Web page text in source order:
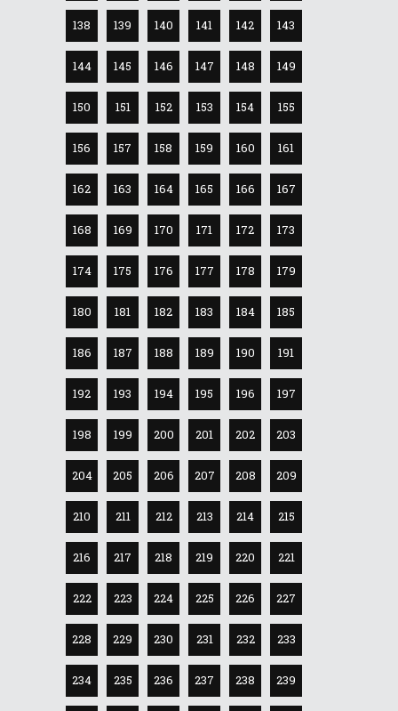
138 139 140 141 142 143
144 145 146 147 148 149
150 151 152 153 154 155
156 157 158 159 160 161
162 163 164 165 166 167
168 169 170 171 172 173
174 175 176 177 178 179
180 181 182 183 184 185
186 187 188 189 190 191
192 193 194 195 196 197
198 199 200 201 202 203
204 205 206 207 208 209
210 211 212 213 214 215
216 217 218 219 220 221
222 223 224 225 226 227
228 229 230 231 232 233
234 235 236 237 238 239